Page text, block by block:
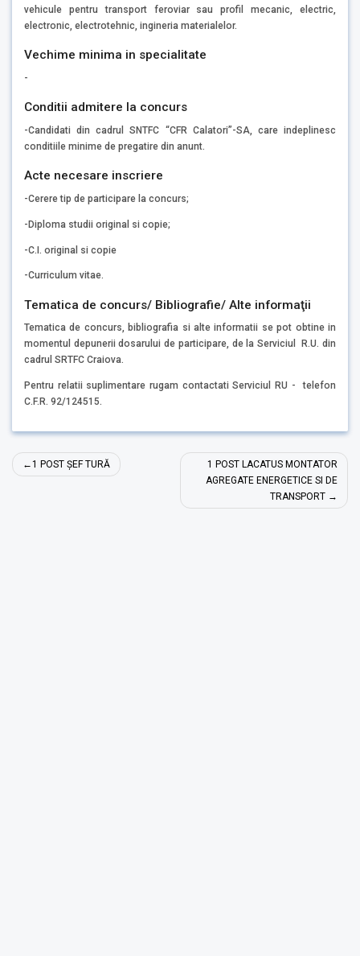
vehicule pentru transport feroviar sau profil mecanic, electric,
electronic, electrotehnic, ingineria materialelor.
Vechime minima in specialitate
-
Conditii admitere la concurs
-Candidati din cadrul SNTFC “CFR Calatori”-SA, care indeplinesc
conditiile minime de pregatire din anunt.
Acte necesare inscriere
-Cerere tip de participare la concurs;
-Diploma studii original si copie;
-C.I. original si copie
-Curriculum vitae.
Tematica de concurs/ Bibliografie/ Alte informaţii
Tematica de concurs, bibliografia si alte informatii se pot obtine in
momentul depunerii dosarului de participare, de la Serviciul R.U. din
cadrul SRTFC Craiova.
Pentru relatii suplimentare rugam contactati Serviciul RU - telefon
C.F.R. 92/124515.
Navigare
în
1 POST ȘEF TURĂ
1 POST LACATUS MONTATOR
AGREGATE ENERGETICE SI DE
TRANSPORT